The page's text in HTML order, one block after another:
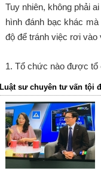
Tuy nhiên, không phải
hình đánh bạc khác
độ để tránh việc rơi vào
1. Tổ chức nào được tổ
Luật sư chuyên tư vấn tội